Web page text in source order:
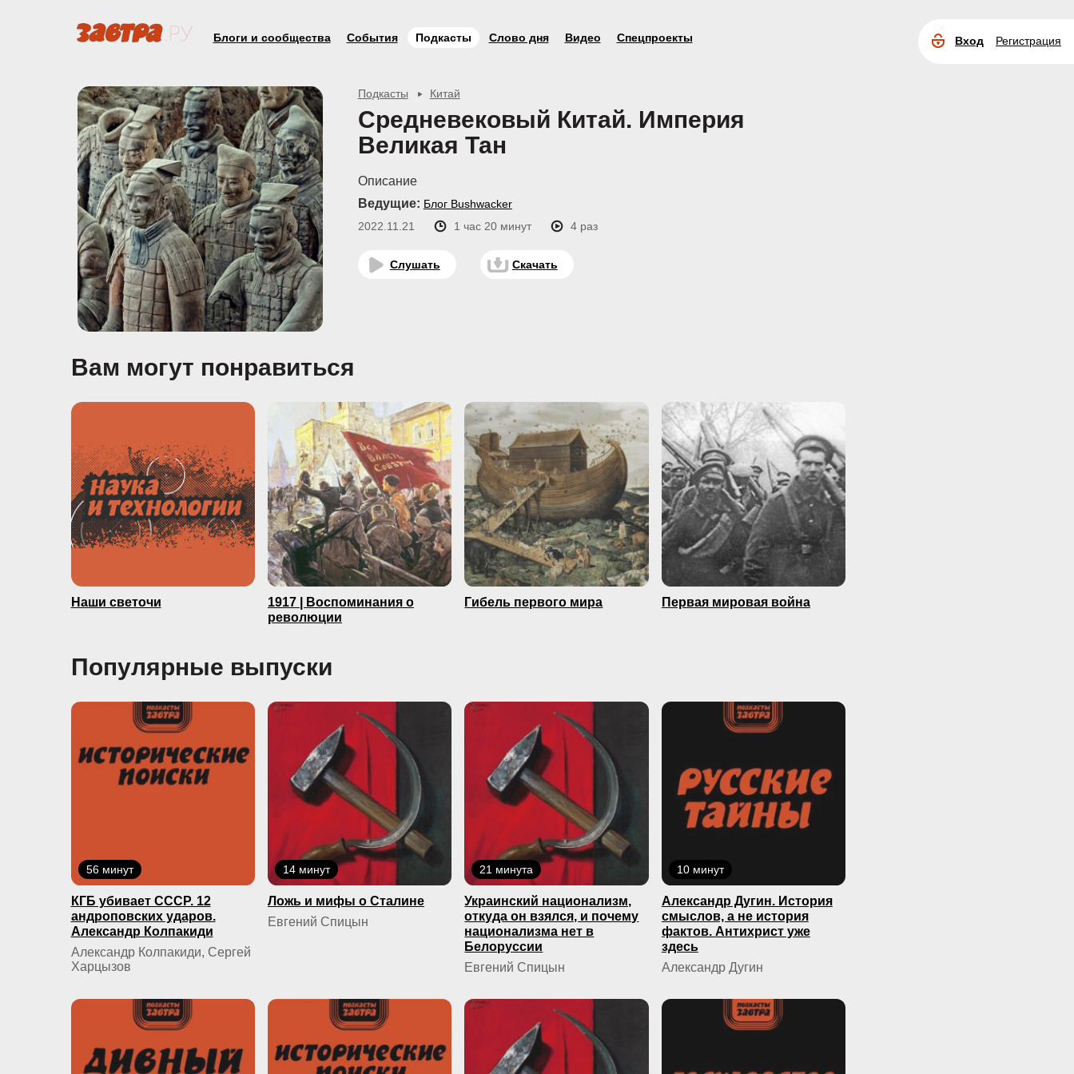
Блоги и сообщества События Подкасты Слово дня Видео Спецпроекты Вход
Регистрация
Подкасты
Китай
Средневековый Китай. Империя
Великая Тан
Описание
Ведущие: Блог Bushwacker
2022.11.21
1 час 20 минут 4 раз
Слушать Скачать
Вам могут понравиться
Наши светочи
1917 | Воспоминания о
революции
Гибель первого мира Первая мировая война
Популярные выпуски
56 минут
КГБ yбивaeт СССР. 12
андроповских ударов.
Александр Колпакиди
Александр Колпакиди, Сергей
Харцызов
14 минут
Ложь и мифы о Сталине
Евгений Спицын
21 минута
Украинский национализм,
откуда он взялся, и почему
национализма нет в
Белоруссии
Евгений Спицын
10 минут
Александр Дугин. История
смыслов, а не история
фактов. Антихрист уже
здесь
Александр Дугин